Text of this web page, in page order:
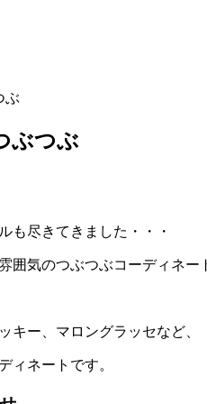
ぶ
ぶつぶ
も尽きてきました・・・
囲気のつぶつぶコーディネー
キー、マロングラッセなど、
ィネートです。